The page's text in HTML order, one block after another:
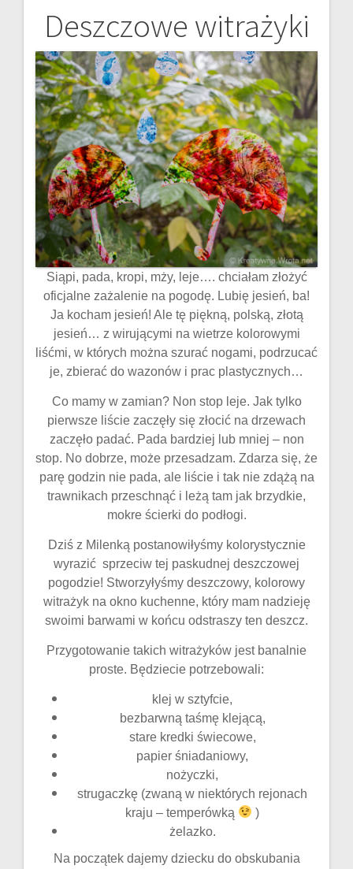
Deszczowe witrażyki
Siąpi, pada, kropi, mży, leje…. chciałam złożyć
oficjalne zażalenie na pogodę. Lubię jesień, ba!
Ja kocham jesień! Ale tę piękną, polską, złotą
jesień… z wirującymi na wietrze kolorowymi
liśćmi, w których można szurać nogami, podrzucać
je, zbierać do wazonów i prac plastycznych…
Co mamy w zamian? Non stop leje. Jak tylko
pierwsze liście zaczęły się złocić na drzewach
zaczęło padać. Pada bardziej lub mniej – non
stop. No dobrze, może przesadzam. Zdarza się, że
parę godzin nie pada, ale liście i tak nie zdążą na
trawnikach przeschnąć i leżą tam jak brzydkie,
mokre ścierki do podłogi.
Dziś z Milenką postanowiłyśmy kolorystycznie
wyrazić sprzeciw tej paskudnej deszczowej
pogodzie! Stworzyłyśmy deszczowy, kolorowy
witrażyk na okno kuchenne, który mam nadzieję
swoimi barwami w końcu odstraszy ten deszcz.
Przygotowanie takich witrażyków jest banalnie
proste. Będziecie potrzebowali:
klej w sztyfcie,
bezbarwną taśmę klejącą,
stare kredki świecowe,
papier śniadaniowy,
nożyczki,
strugaczkę (zwaną w niektórych rejonach
kraju – temperówką
)
żelazko.
Na początek dajemy dziecku do obskubania
Nawigacja
wpisu